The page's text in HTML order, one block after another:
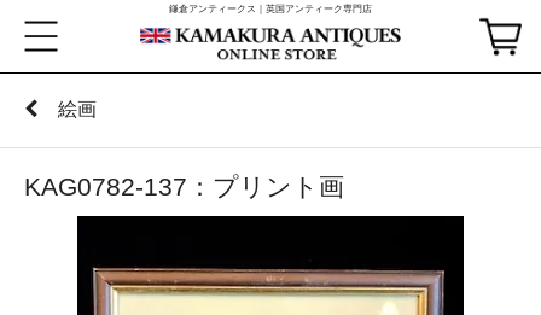
鎌倉アンティークス｜英国アンティーク専門店
絵画
KAG0782-137：プリント画